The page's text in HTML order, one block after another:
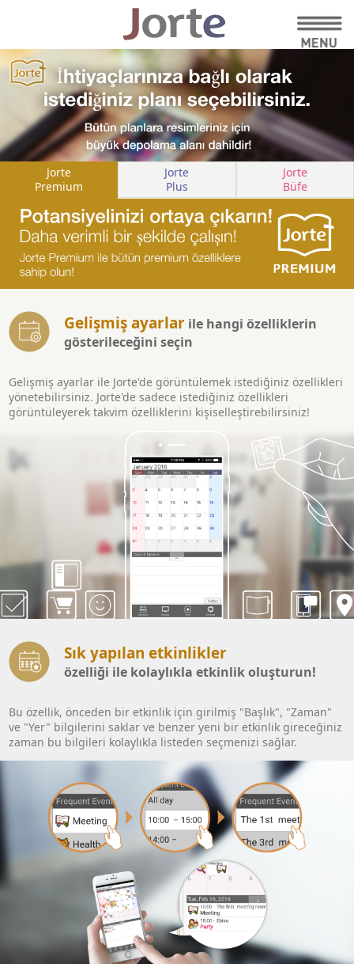
Jorte
Premium
Jorte
Plus
Jorte
Büfe
Gelişmiş ayarlar ile hangi özelliklerin
gösterileceğini seçin
Gelişmiş ayarlar ile Jorte'de görüntülemek istediğiniz özellikleri
yönetebilirsiniz. Jorte'de sadece istediğiniz özellikleri
görüntüleyerek takvim özelliklerini kişiselleştirebilirsiniz!
Sık yapılan etkinlikler
özelliği ile kolaylıkla etkinlik oluşturun!
Bu özellik, önceden bir etkinlik için girilmiş "Başlık", "Zaman"
ve "Yer" bilgilerini saklar ve benzer yeni bir etkinlik gireceğiniz
zaman bu bilgileri kolaylıkla listeden seçmenizi sağlar.